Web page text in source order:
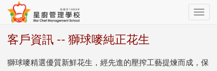
Toggle
客戶資訊 -- 獅球嘜純正花生
獅球嘜精選優質新鮮花生，經先進的壓搾工藝提煉而成，保